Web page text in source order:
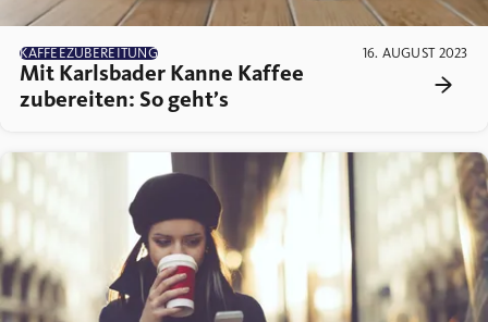
KAFFEEZUBEREITUNG 16. AUGUST 2023
Mit Karlsbader Kanne Kaffee
zubereiten: So geht’s